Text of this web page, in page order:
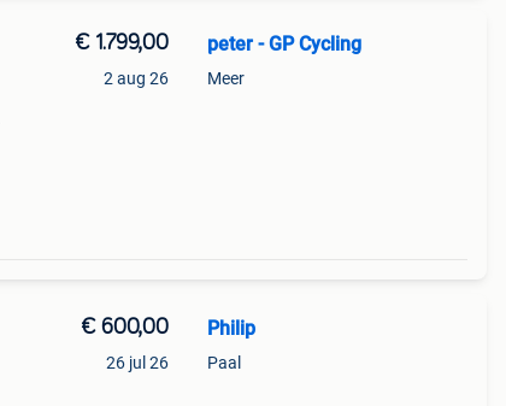
€ 1.799,00
2 aug 26
peter - GP Cycling
Meer
€ 600,00
26 jul 26
Philip
Paal